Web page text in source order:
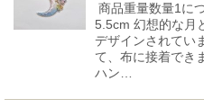
商品重量数量1に
5.5cm 幻想的な月
デザインされてい
て、布に接着でき
ハン…